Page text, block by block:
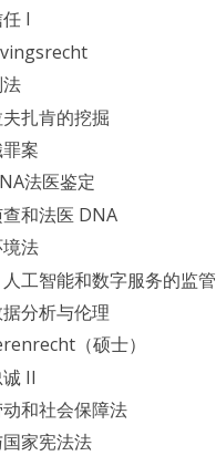
I
扎肯的挖掘
案
法医鉴定
和法医 DNA
法
工智能和数字服务的监管
分析与伦理
（硕士）
II
和社会保障法
家宪法法